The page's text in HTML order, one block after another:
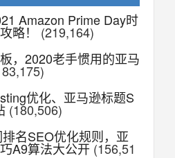
Amazon Prime Day时
略！
(219,164)
，2020老手惯用的亚马
优化、亚马逊标题S
(180,506)
名SEO优化规则，亚
A9算法大公开(156,51